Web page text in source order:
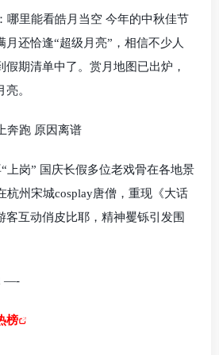
哪里能看皓月当空 今年的中秋佳节
还恰逢“超级月亮”，相信不少人
假期清单中了。赏月地图已出炉，
。
奔跑 原因离谱
上岗” 国庆长假多位老戏骨在各地景
杭州宋城cosplay唐僧，重现《大话
客互动俏皮比耶，精神矍铄引发围
—-
榜